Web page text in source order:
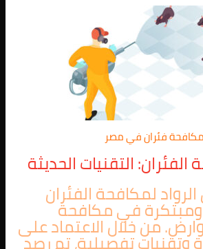
مكافحة فئران في مصر
الفئران: التقنيات الحديثة
لمكافحة الفئران
ومبتكرة في مكافحة
من خلال الاعتماد على